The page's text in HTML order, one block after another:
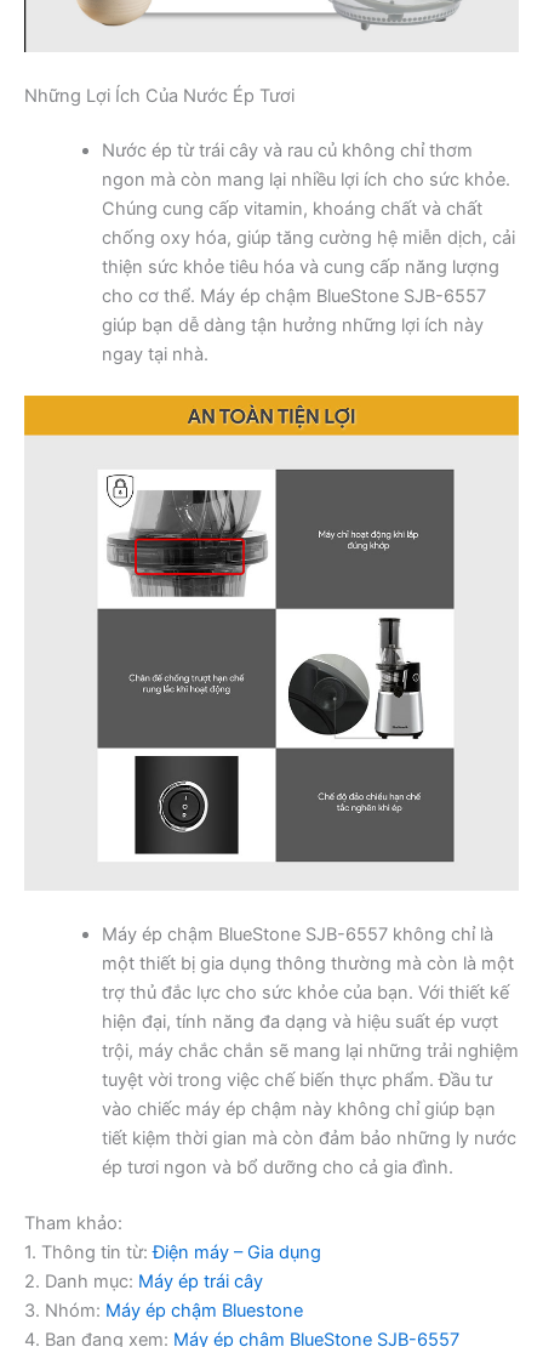
Những Lợi Ích Của Nước Ép Tươi
Nước ép từ trái cây và rau củ không chỉ thơm
ngon mà còn mang lại nhiều lợi ích cho sức khỏe.
Chúng cung cấp vitamin, khoáng chất và chất
chống oxy hóa, giúp tăng cường hệ miễn dịch, cải
thiện sức khỏe tiêu hóa và cung cấp năng lượng
cho cơ thể. Máy ép chậm BlueStone SJB-6557
giúp bạn dễ dàng tận hưởng những lợi ích này
ngay tại nhà.
Máy ép chậm BlueStone SJB-6557 không chỉ là
một thiết bị gia dụng thông thường mà còn là một
trợ thủ đắc lực cho sức khỏe của bạn. Với thiết kế
hiện đại, tính năng đa dạng và hiệu suất ép vượt
trội, máy chắc chắn sẽ mang lại những trải nghiệm
tuyệt vời trong việc chế biến thực phẩm. Đầu tư
vào chiếc máy ép chậm này không chỉ giúp bạn
tiết kiệm thời gian mà còn đảm bảo những ly nước
ép tươi ngon và bổ dưỡng cho cả gia đình.
Tham khảo:
1. Thông tin từ:Điện máy – Gia dụng
2. Danh mục: Máy ép trái cây
3. Nhóm: Máy ép chậm Bluestone
4. Bạn đang xem: Máy ép chậm BlueStone SJB-6557